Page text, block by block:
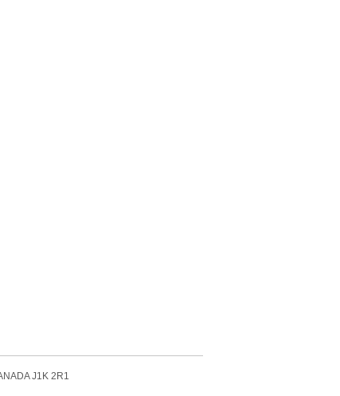
J1K 2R1